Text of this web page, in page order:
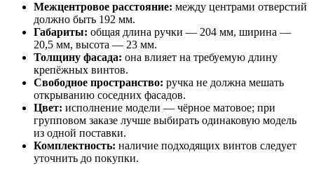
Межцентровое расстояние: между центрами отверстий
должно быть 192 мм.
Габариты: общая длина ручки — 204 мм, ширина —
20,5 мм, высота — 23 мм.
Толщину фасада: она влияет на требуемую длину
крепёжных винтов.
Свободное пространство: ручка не должна мешать
открыванию соседних фасадов.
Цвет: исполнение модели — чёрное матовое; при
групповом заказе лучше выбирать одинаковую модель
из одной поставки.
Комплектность: наличие подходящих винтов следует
уточнить до покупки.